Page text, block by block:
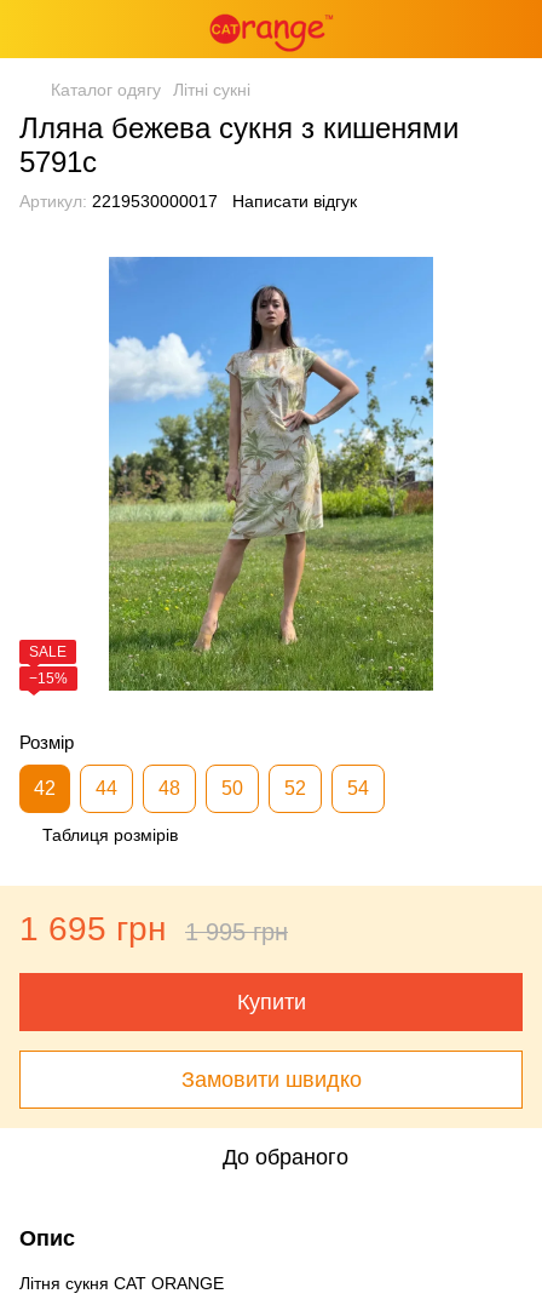
Каталог одягу Літні сукні
Лляна бежева сукня з кишенями
5791с
Артикул: 2219530000017 Написати відгук
SALE
−15%
Розмір
42 44 48 50 52 54
Таблиця розмірів
1 695 грн 1 995 грн
Купити
Замовити швидко
До обраного
Опис
Літня сукня CAT ORANGE